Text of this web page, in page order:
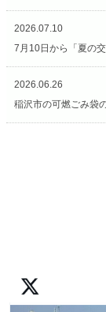
2026.07.10
7月10日から「夏の
2026.06.26
稲沢市の可燃ごみ袋